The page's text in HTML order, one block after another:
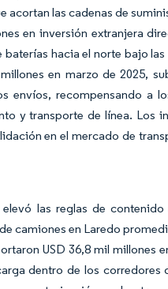
las cadenas de
en inversión extranjera
hacia el norte bajo
en marzo de 2025,
envíos, recompensando a
y transporte de línea. Los
en el mercado de
las reglas de
en Laredo
USD 36,8 mil millones
dentro de los